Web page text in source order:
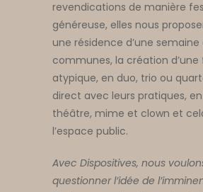
revendications de manière
généreuse, elles nous
une résidence d’une semaine
communes, la création
atypique, en duo, trio ou
direct avec leurs pratiques,
théâtre, mime et clown et
l’espace public.
Avec Dispositives, nous
questionner l’idée de